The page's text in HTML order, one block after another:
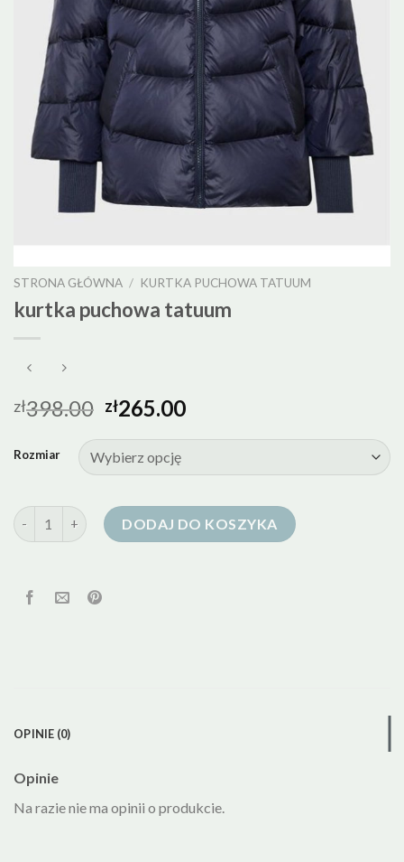
STRONA GŁÓWNA / KURTKA PUCHOWA TATUUM
kurtka puchowa tatuum
zł398.00 zł265.00
Rozmiar
ilość kurtka puchowa tatuumDODAJ DO KOSZYKA
OPINIE (0)
Opinie
Na razie nie ma opinii o produkcie.